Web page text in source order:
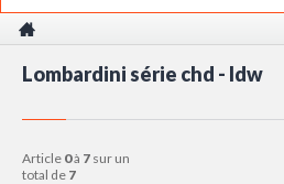
Lombardini série chd - ldw
article 0à 7 sur un
total de 7